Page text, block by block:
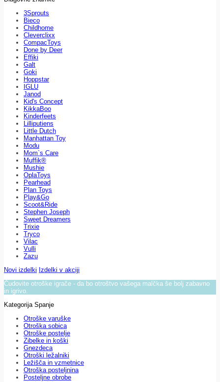
3Sprouts
Bieco
Childhome
Cleverclixx
CompacToys
Done by Deer
Effiki
Galt
Goki
Hoppstar
IGLU
Janod
Kid's Concept
KikkaBoo
Kinderfeets
Lilliputiens
Little Dutch
Manhattan Toy
Modu
Mom`s Care
Muffik®
Mushie
OplaToys
Pearhead
Plan Toys
Play&Go
Scoot&Ride
Stephen Joseph
Sweet Dreamers
Trixie
Tryco
Vilac
Vulli
Zazu
Novi izdelki Izdelki v akciji
Čudovite otroške igrače - da bo otroštvo vašega malčka še bolj zabavno
in igrivo.
Kategorija Spanje
Otroške varuške
Otroška sobica
Otroške postelje
Zibelke in koški
Gnezdeca
Otroški ležalniki
Ležišča in vzmetnice
Otroška posteljnina
Posteljne obrobe